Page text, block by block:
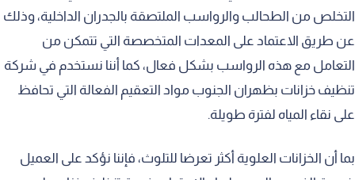
التخلص من الطحالب والرواسب الملتصقة بالجدران الداخلية، وذلك
عن طريق الاعتماد على المعدات المتخصصة التي تتمكن من
التعامل مع هذه الرواسب بشكل فعال، كما أننا نستخدم في شركة
تنظيف خزانات بظهران الجنوب مواد التعقيم الفعالة التي تحافظ
على نقاء المياه لفترة طويلة.
بما أن الخزانات العلوية أكثر تعرضا للتلوث، فإننا نؤكد على العميل